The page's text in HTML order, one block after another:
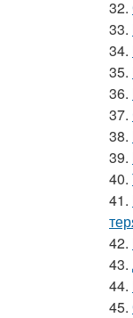
32.
33.
34.
35.
36.
37.
38.
39.
40.
41.
42.
43.
44.
45.